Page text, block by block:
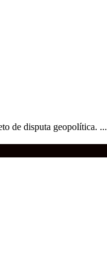
de disputa geopolítica. ...